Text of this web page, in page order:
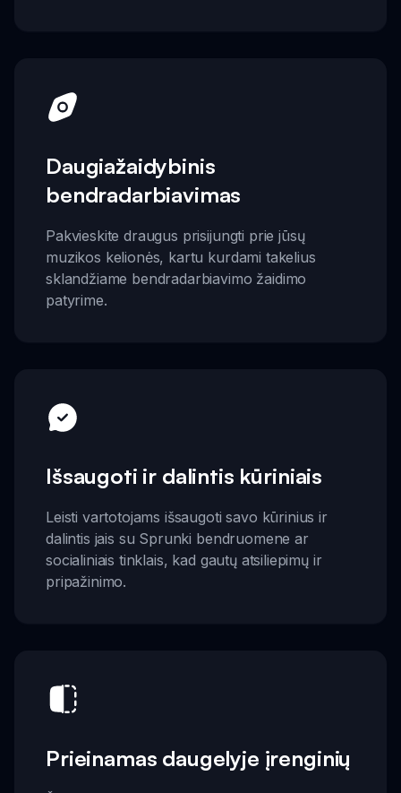
Daugiažaidybinis
bendradarbiavimas
Pakvieskite draugus prisijungti prie jūsų
muzikos kelionės, kartu kurdami takelius
sklandžiame bendradarbiavimo žaidimo
patyrime.
Išsaugoti ir dalintis kūriniais
Leisti vartotojams išsaugoti savo kūrinius ir
dalintis jais su Sprunki bendruomene ar
socialiniais tinklais, kad gautų atsiliepimų ir
pripažinimo.
Prieinamas daugelyje įrenginių